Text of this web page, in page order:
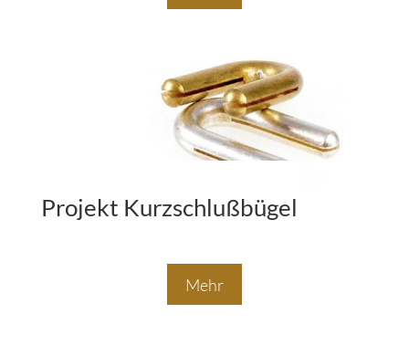
Mehr
Projekt Kurzschlußbügel